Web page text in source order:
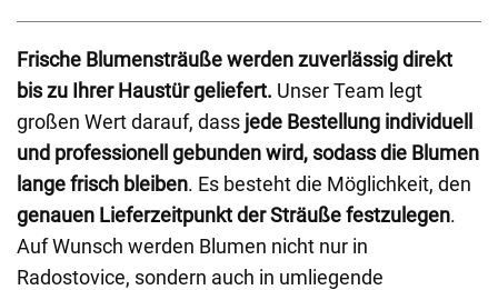
Frische Blumensträuße werden zuverlässig direkt
bis zu Ihrer Haustür geliefert. Unser Team legt
großen Wert darauf, dass jede Bestellung individuell
und professionell gebunden wird, sodass die Blumen
lange frisch bleiben. Es besteht die Möglichkeit, den
genauen Lieferzeitpunkt der Sträuße festzulegen.
Auf Wunsch werden Blumen nicht nur in
Radostovice, sondern auch in umliegende